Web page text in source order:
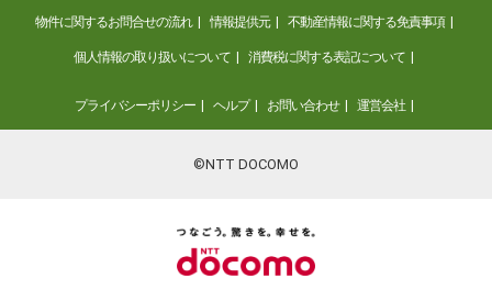
物件に関するお問合せの流れ 情報提供元 不動産情報に関する免責事項
個人情報の取り扱いについて 消費税に関する表記について
プライバシーポリシー ヘルプ お問い合わせ 運営会社
©NTT DOCOMO